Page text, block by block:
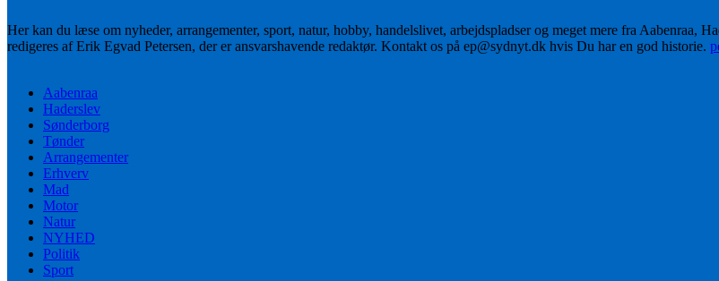
Her kan du læse om nyheder, arrangementer, sport, natur, hobby, handelslivet, arbejdspladser og meget mere fra Aabenraa,
redigeres af Erik Egvad Petersen, der er ansvarshavende redaktør. Kontakt os på ep@sydnyt.dk hvis Du har en god historie.
Aabenraa
Haderslev
Sønderborg
Tønder
Arrangementer
Erhverv
Mad
Motor
Natur
NYHED
Politik
Sport